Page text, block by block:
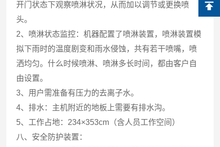
开门状态下观察喷淋状况，从而加以调节或更换喷
头。
2、喷淋状态监控：机器配置了喷淋装置，喷淋装置模
拟下雨时的温度剧变和雨水侵蚀，共有若干喷嘴，喷
洒均匀。什么时候喷淋、喷淋多长时间，都由客户自
由设置。
3、用户需准备有压力的去离子水。
4、排水：主机附近的地板上需要有排水沟。
5、工作占地：234×353cm（含人员工作空间）
八、安全防护装置：